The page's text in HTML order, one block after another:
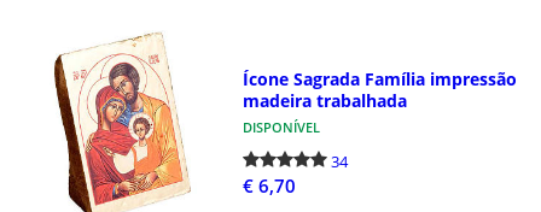
Ícone Sagrada Família impressão
madeira trabalhada
DISPONÍVEL
34
€ 6,70